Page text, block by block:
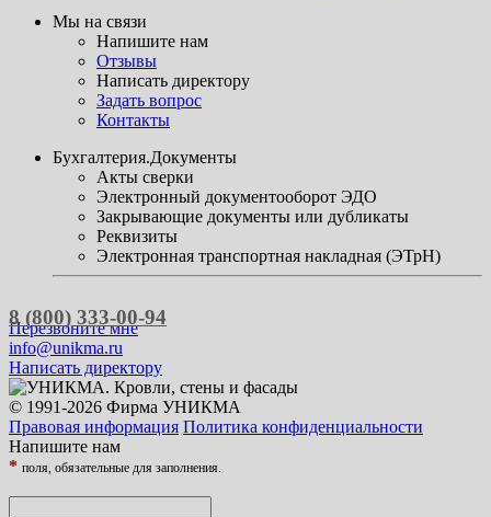
Мы на связи
Напишите нам
Отзывы
Написать директору
Задать вопрос
Контакты
Бухгалтерия.Документы
Акты сверки
Электронный документооборот ЭДО
Закрывающие документы или дубликаты
Реквизиты
Электронная транспортная накладная (ЭТрН)
8 (800) 333-00-94
Перезвоните мне
info@unikma.ru
Написать директору
© 1991-2026 Фирма УНИКМА
Правовая информация Политика конфиденциальности
Напишите нам
* поля, обязательные для заполнения.